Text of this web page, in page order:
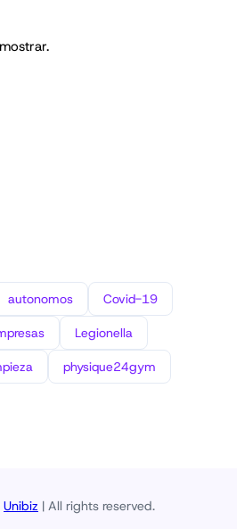
autonomos Covid-19
Legionella
physique24gym
Unibiz | All rights reserved.